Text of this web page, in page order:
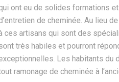
ont eu de solides formations
de cheminée. Au lieu
ces artisans qui sont des
très habiles et pourront
Les habitants du
ramonage de cheminée à